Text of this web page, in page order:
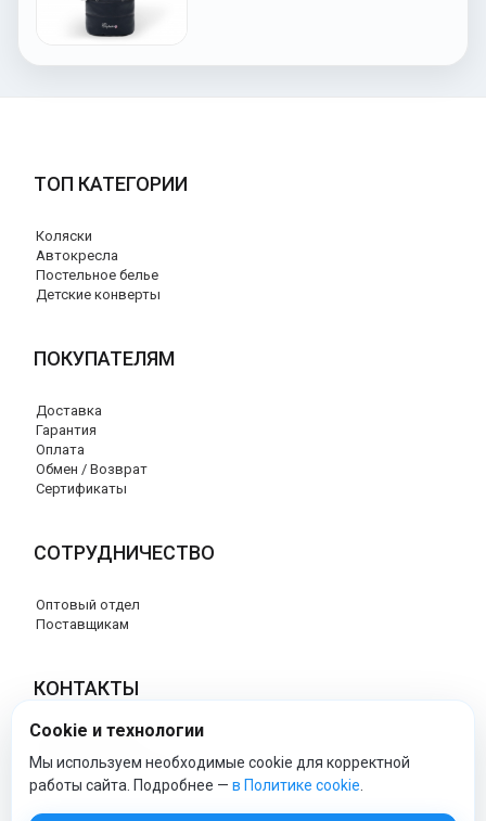
ТОП КАТЕГОРИИ
Коляски
Автокресла
Постельное белье
Детские конверты
ПОКУПАТЕЛЯМ
Доставка
Гарантия
Оплата
Обмен / Возврат
Сертификаты
СОТРУДНИЧЕСТВО
Оптовый отдел
Поставщикам
КОНТАКТЫ
8 (800) 707-76-34
info@esspero-market.ru
Cookie и технологии
Мы используем необходимые cookie для корректной
работы сайта. Подробнее — в Политике cookie